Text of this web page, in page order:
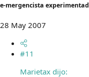
e-mergencista
28 May 2007
#11
Marietax dijo: